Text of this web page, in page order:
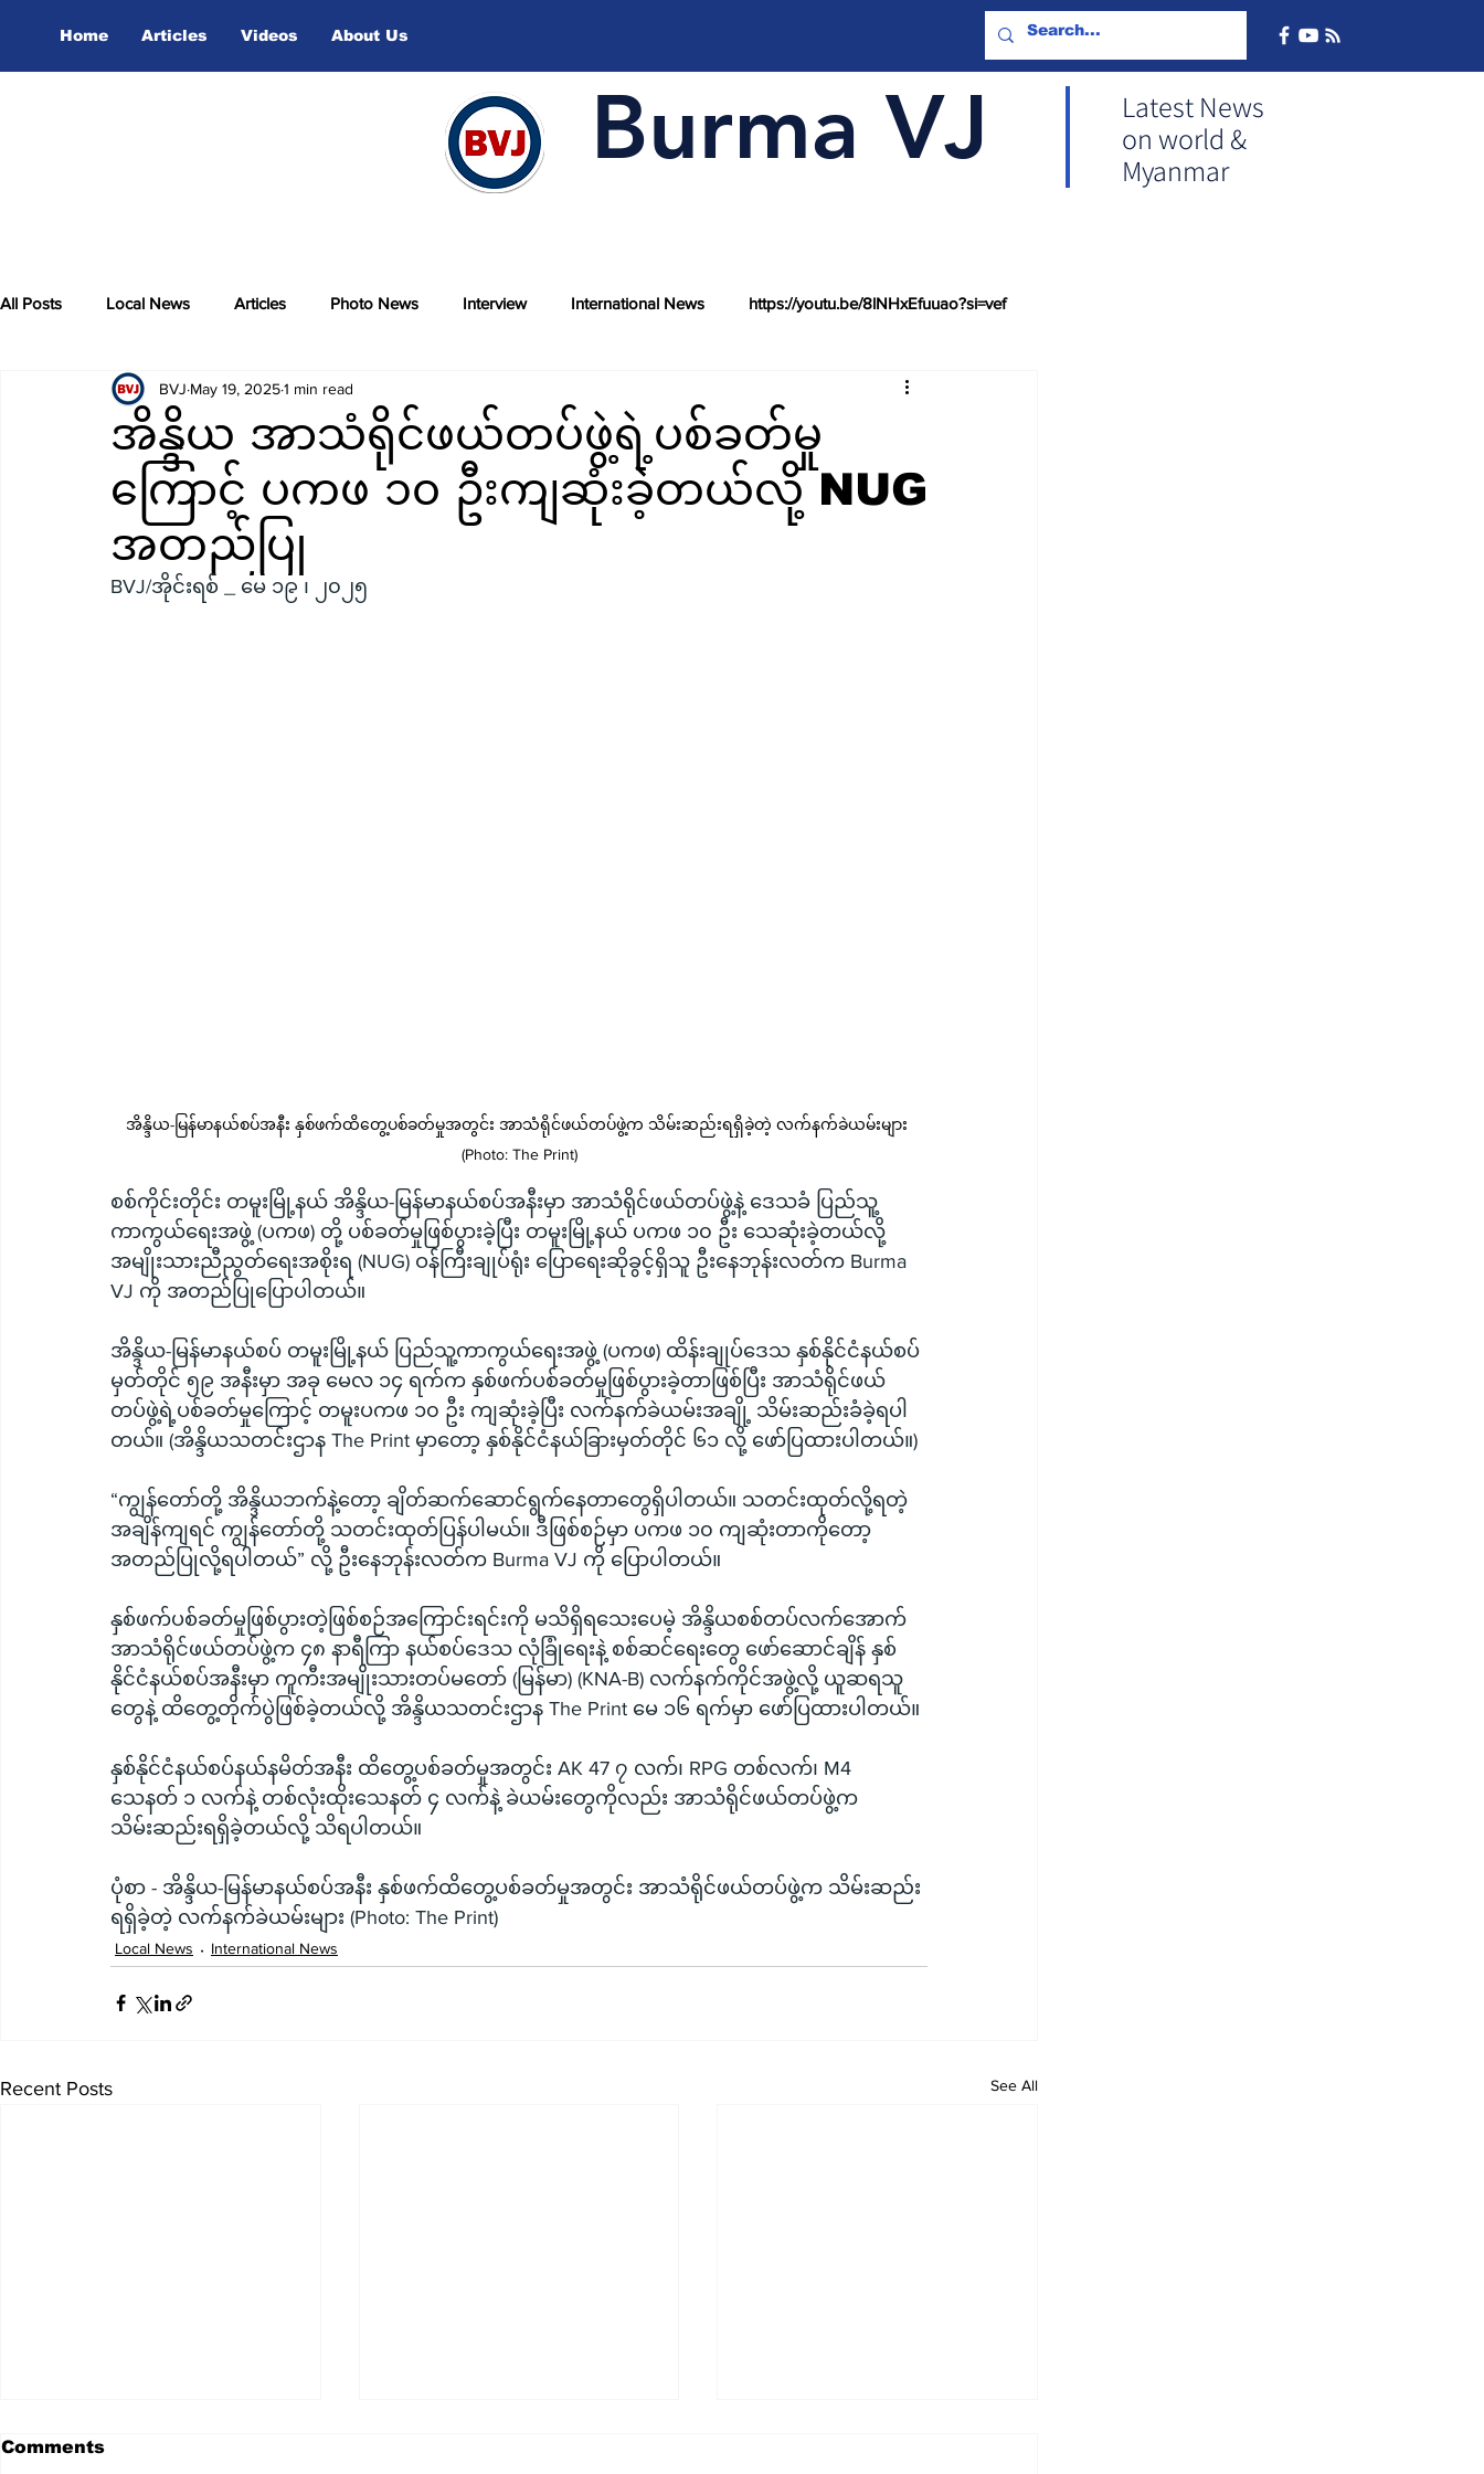
Home Articles Videos About Us
Burma VJ
Latest News
on world &
Myanmar
All Posts Local News Articles Photo News Interview International News https://youtu.be/8lNHxEfuuao?si=vef
Video
အိန္ဒိယ အာသံရိုင်ဖယ်တပ်ဖွဲ့ရဲ့ပစ်ခတ်မှု
ကြောင့် ပကဖ ၁၀ ဦးကျဆုံးခဲ့တယ်လို့ NUG
အတည်ပြု
BVJ May 19, 20251 min read
BVJ/အိုင်းရစ် _ မေ ၁၉ ၊ ၂၀၂၅
အိန္ဒိယ-မြန်မာနယ်စပ်အနီး နှစ်ဖက်ထိတွေ့ပစ်ခတ်မှုအတွင်း အာသံရိုင်ဖယ်တပ်ဖွဲ့က သိမ်းဆည်းရရှိခဲ့တဲ့ လက်နက်ခဲယမ်းများ
(Photo: The Print)
စစ်ကိုင်းတိုင်း တမူးမြို့နယ် အိန္ဒိယ-မြန်မာနယ်စပ်အနီးမှာ အာသံရိုင်ဖယ်တပ်ဖွဲ့နဲ့ ဒေသခံ ပြည်သူ့
ကာကွယ်ရေးအဖွဲ့ (ပကဖ) တို့ ပစ်ခတ်မှုဖြစ်ပွားခဲ့ပြီး တမူးမြို့နယ် ပကဖ ၁၀ ဦး သေဆုံးခဲ့တယ်လို့
အမျိုးသားညီညွတ်ရေးအစိုးရ (NUG) ဝန်ကြီးချုပ်ရုံး ပြောရေးဆိုခွင့်ရှိသူ ဦးနေဘုန်းလတ်က Burma
VJ ကို အတည်ပြုပြောပါတယ်။
အိန္ဒိယ-မြန်မာနယ်စပ် တမူးမြို့နယ် ပြည်သူ့ကာကွယ်ရေးအဖွဲ့ (ပကဖ) ထိန်းချုပ်ဒေသ နှစ်နိုင်ငံနယ်စပ်
မှတ်တိုင် ၅၉ အနီးမှာ အခု မေလ ၁၄ ရက်က နှစ်ဖက်ပစ်ခတ်မှုဖြစ်ပွားခဲ့တာဖြစ်ပြီး အာသံရိုင်ဖယ်
တပ်ဖွဲ့ရဲ့ပစ်ခတ်မှုကြောင့် တမူးပကဖ ၁၀ ဦး ကျဆုံးခဲ့ပြီး လက်နက်ခဲယမ်းအချို့ သိမ်းဆည်းခံခဲ့ရပါ
တယ်။ (အိန္ဒိယသတင်းဌာန The Print မှာတော့ နှစ်နိုင်ငံနယ်ခြားမှတ်တိုင် ၆၁ လို့ ဖော်ပြထားပါတယ်။)
“ကျွန်တော်တို့ အိန္ဒိယဘက်နဲ့တော့ ချိတ်ဆက်ဆောင်ရွက်နေတာတွေရှိပါတယ်။ သတင်းထုတ်လို့ရတဲ့
အချိန်ကျရင် ကျွန်တော်တို့ သတင်းထုတ်ပြန်ပါမယ်။ ဒီဖြစ်စဉ်မှာ ပကဖ ၁၀ ကျဆုံးတာကိုတော့
အတည်ပြုလို့ရပါတယ်” လို့ ဦးနေဘုန်းလတ်က Burma VJ ကို ပြောပါတယ်။
နှစ်ဖက်ပစ်ခတ်မှုဖြစ်ပွားတဲ့ဖြစ်စဉ်အကြောင်းရင်းကို မသိရှိရသေးပေမဲ့ အိန္ဒိယစစ်တပ်လက်အောက်
အာသံရိုင်ဖယ်တပ်ဖွဲ့က ၄၈ နာရီကြာ နယ်စပ်ဒေသ လုံခြုံရေးနဲ့ စစ်ဆင်ရေးတွေ ဖော်ဆောင်ချိန် နှစ်
နိုင်ငံနယ်စပ်အနီးမှာ ကူကီးအမျိုးသားတပ်မတော် (မြန်မာ) (KNA-B) လက်နက်ကိုင်အဖွဲ့လို့ ယူဆရသူ
တွေနဲ့ ထိတွေ့တိုက်ပွဲဖြစ်ခဲ့တယ်လို့ အိန္ဒိယသတင်းဌာန The Print မေ ၁၆ ရက်မှာ ဖော်ပြထားပါတယ်။
နှစ်နိုင်ငံနယ်စပ်နယ်နမိတ်အနီး ထိတွေ့ပစ်ခတ်မှုအတွင်း AK 47 ၇ လက်၊ RPG တစ်လက်၊ M4
သေနတ် ၁ လက်နဲ့ တစ်လုံးထိုးသေနတ် ၄ လက်နဲ့ ခဲယမ်းတွေကိုလည်း အာသံရိုင်ဖယ်တပ်ဖွဲ့က
သိမ်းဆည်းရရှိခဲ့တယ်လို့ သိရပါတယ်။
ပုံစာ - အိန္ဒိယ-မြန်မာနယ်စပ်အနီး နှစ်ဖက်ထိတွေ့ပစ်ခတ်မှုအတွင်း အာသံရိုင်ဖယ်တပ်ဖွဲ့က သိမ်းဆည်း
ရရှိခဲ့တဲ့ လက်နက်ခဲယမ်းများ (Photo: The Print)
Local News International News
Recent Posts See All
Comments